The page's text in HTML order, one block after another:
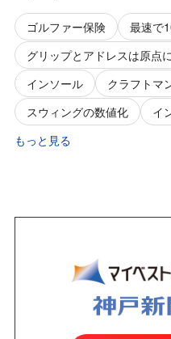
ゴルファー保険 最速で
グリップとアドレスは原点
インソール
クラフトマ
スウィングの数値化
イ
もっと見る